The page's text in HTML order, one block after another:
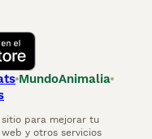
MundoAnimalia
sitio para mejorar tu
y otros servicios